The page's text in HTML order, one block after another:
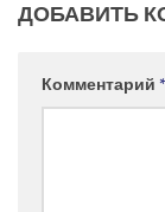
ДОБАВИТЬ
Комментарий *